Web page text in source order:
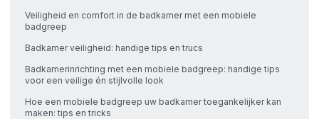
Veiligheid en comfort in de badkamer met een mobiele
badgreep
Badkamer veiligheid: handige tips en trucs
Badkamerinrichting met een mobiele badgreep: handige tips
voor een veilige én stijlvolle look
Hoe een mobiele badgreep uw badkamer toegankelijker kan
maken: tips en tricks